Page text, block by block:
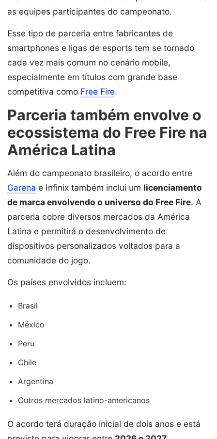
as equipes participantes do campeonato.
Esse tipo de parceria entre fabricantes de
smartphones e ligas de esports tem se tornado
cada vez mais comum no cenário mobile,
especialmente em títulos com grande base
competitiva como Free Fire.
Parceria também envolve o
ecossistema do Free Fire na
América Latina
Além do campeonato brasileiro, o acordo entre
Garena e Infinix também inclui um licenciamento
de marca envolvendo o universo do Free Fire. A
parceria cobre diversos mercados da América
Latina e permitirá o desenvolvimento de
dispositivos personalizados voltados para a
comunidade do jogo.
Os países envolvidos incluem:
Brasil
México
Peru
Chile
Argentina
Outros mercados latino-americanos
O acordo terá duração inicial de dois anos e está